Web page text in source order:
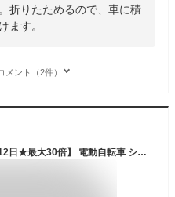
折りたためるので、車に積
ます。
メント（2件）
【★ポイント5倍対象車種★10日〜12日★最大30倍】 電動自転車 シマノ3段変速搭載 20インチ|電動アシスト自転車 自転車 折畳自転車 小径車 ミニベロ |折りたたみ シティサイクル 型式認定 デリバリー ギフト 送料無料 【DA203】